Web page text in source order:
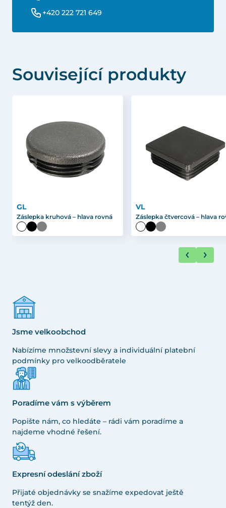
+420 222 721 649
Související produkty
GL
Záslepka kruhová – hlava rovná
VL
Záslepka čtvercová – hlava
Jsme velkoobchod
Nabízíme množstevní slevy a individuální platební
podmínky pro velkoodběratele
Poradíme vám s výběrem
Popište nám, co hledáte – rádi vám poradíme a
najdeme vhodné řešení.
Expresní odeslání zboží
Přijaté objednávky se snažíme expedovat ještě
tentýž den.